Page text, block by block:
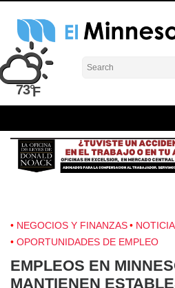
Skip
content
El Minnesota de Hoy Noticias
Latino Noticias Minnesota News
73°
NEGOCIOS Y FINANZAS
OPORTUNIDADES DE EMPLEO
EMPLEOS EN
MANTIENEN